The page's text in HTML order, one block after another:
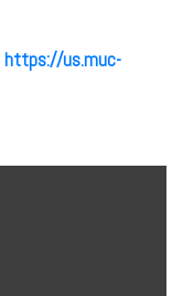
https://us.muc-